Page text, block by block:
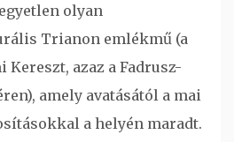
olyan
Trianon emlékmű (a
azaz a Fadrusz-
amely avatásától a mai
a helyén maradt.